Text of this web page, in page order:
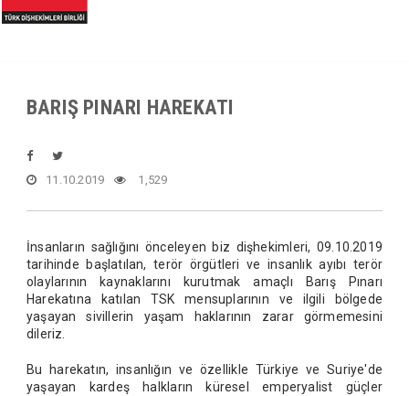
BARIŞ PINARI HAREKATI
11.10.2019 1,529
İnsanların sağlığını önceleyen biz dişhekimleri, 09.10.2019
tarihinde başlatılan, terör örgütleri ve insanlık ayıbı terör
olaylarının kaynaklarını kurutmak amaçlı Barış Pınarı
Harekatına katılan TSK mensuplarının ve ilgili bölgede
yaşayan sivillerin yaşam haklarının zarar görmemesini
dileriz.
Bu harekatın, insanlığın ve özellikle Türkiye ve Suriye'de
yaşayan kardeş halkların küresel emperyalist güçler